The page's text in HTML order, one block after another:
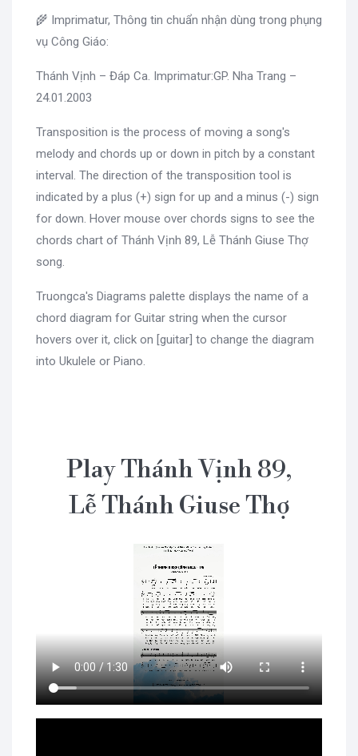
🌾 Imprimatur, Thông tin chuẩn nhận dùng trong phụng
vụ Công Giáo:
Thánh Vịnh – Đáp Ca. Imprimatur:GP. Nha Trang –
24.01.2003
Transposition is the process of moving a song's
melody and chords up or down in pitch by a constant
interval. The direction of the transposition tool is
indicated by a plus (+) sign for up and a minus (-) sign
for down. Hover mouse over chords signs to see the
chords chart of Thánh Vịnh 89, Lễ Thánh Giuse Thợ
song.
Truongca's Diagrams palette displays the name of a
chord diagram for Guitar string when the cursor
hovers over it, click on [guitar] to change the diagram
into Ukulele or Piano.
Play Thánh Vịnh 89,
Lễ Thánh Giuse Thợ